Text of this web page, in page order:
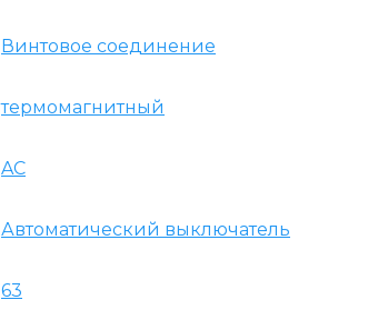
Винтовое соединение
термомагнитный
AC
Автоматический выключатель
63